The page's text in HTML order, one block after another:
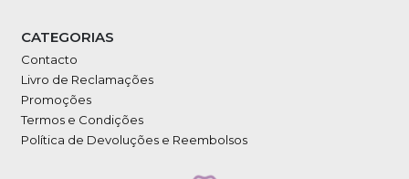
CATEGORIAS
Contacto
Livro de Reclamações
Promoções
Termos e Condições
Política de Devoluções e Reembolsos